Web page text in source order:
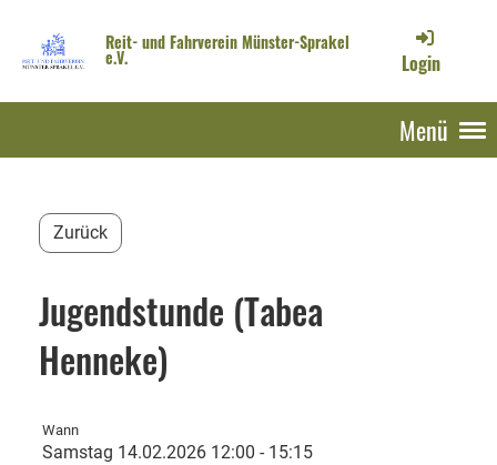
Reit- und Fahrverein Münster-Sprakel
e.V. Login
Menü
Zurück
Jugendstunde (Tabea
Henneke)
Wann
Samstag 14.02.2026 12:00 - 15:15